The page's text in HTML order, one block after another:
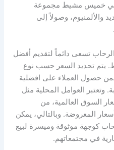
في خميس مشيط مجموعة
والألمنيوم، وصولاً إلى
تسعى دائماً لتقديم أفضل
يتم تحديد السعر حسب نوع
حصول العملاء على افضلية
وتعتبر العوامل المحلية مثل
السوق العالمية، من
المعروضة. وبالتالي، يمكن
كوجهة موثوقة وميسرة لبيع
في مجتمعاتهم.